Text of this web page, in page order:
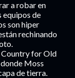
a robar en
equipos de
son hiper
rechinando
Country for Old
Moss
de tierra.